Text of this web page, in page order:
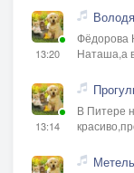
13:20
Фёдорова
Наташа,а
13:14
В Питере
Метель